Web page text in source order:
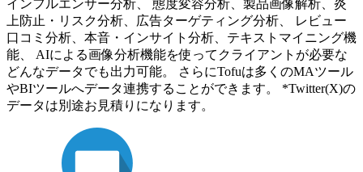
インフルエンサー分析、 態度変容分析、製品画像解析、炎
上防止・リスク分析、広告ターゲティング分析、 レビュー
口コミ分析、本音・インサイト分析、テキストマイニング機
能、 AIによる画像分析機能を使ってクライアントが必要な
どんなデータでも出力可能。 さらにTofuは多くのMAツール
やBIツールへデータ連携することができます。 *Twitter(X)の
データは別途お見積りになります。